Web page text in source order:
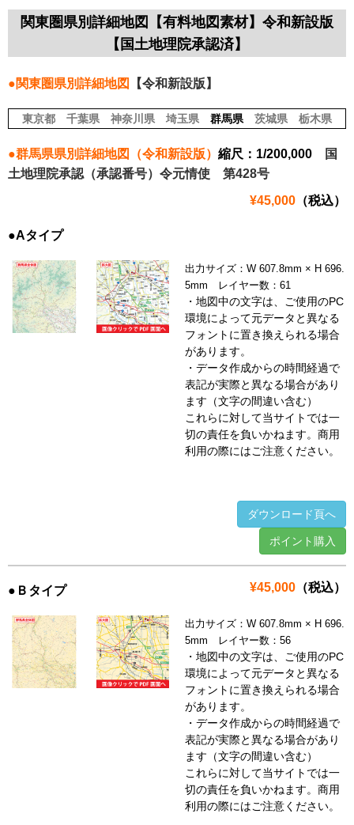
関東圏県別詳細地図【有料地図素材】令和新設版
【国土地理院承認済】
●関東圏県別詳細地図 【令和新設版】
東京都 千葉県 神奈川県 埼玉県 群馬県 茨城県 栃木県
●群馬県県別詳細地図（令和新設版） 縮尺：1/200,000
国
土地理院承認（承認番号）令元情使 第428号
¥45,000 （税込）
●Aタイプ
出力サイズ：W 607.8mm × H 696.
5mm レイヤー数：61
・地図中の文字は、ご使用のPC
環境によって元データと異なる
フォントに置き換えられる場合
があります。
・データ作成からの時間経過で
表記が実際と異なる場合があり
ます（文字の間違い含む）
これらに対して当サイトでは一
切の責任を負いかねます。商用
利用の際にはご注意ください。
ダウンロード頁へ
ポイント購入
¥45,000 （税込）
●Ｂタイプ
出力サイズ：W 607.8mm × H 696.
5mm レイヤー数：56
・地図中の文字は、ご使用のPC
環境によって元データと異なる
フォントに置き換えられる場合
があります。
・データ作成からの時間経過で
表記が実際と異なる場合があり
ます（文字の間違い含む）
これらに対して当サイトでは一
切の責任を負いかねます。商用
利用の際にはご注意ください。